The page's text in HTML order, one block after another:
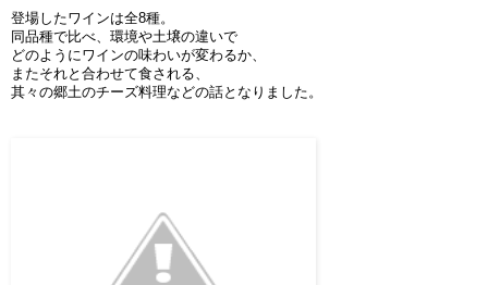
登場したワインは全8種。
同品種で比べ、環境や土壌の違いで
どのようにワインの味わいが変わるか、
またそれと合わせて食される、
其々の郷土のチーズ料理などの話となりました。